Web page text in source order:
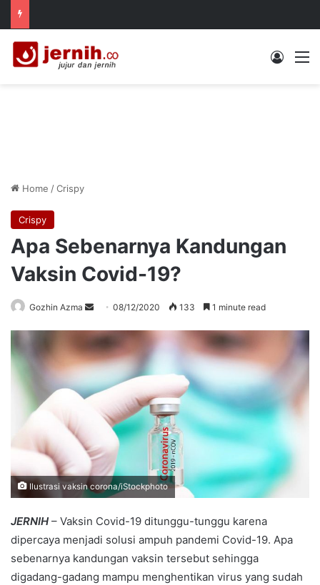
Log In
Home /Crispy
Crispy
Apa Sebenarnya Kandungan
Vaksin Covid-19?
Gozhin Azma
Send
email
08/12/2020 133 1 minute read
Ilustrasi vaksin corona/iStockphoto
JERNIH – Vaksin Covid-19 ditunggu-tunggu karena
dipercaya menjadi solusi ampuh pandemi Covid-19. Apa
sebenarnya kandungan vaksin tersebut sehingga
digadang-gadang mampu menghentikan virus yang sudah